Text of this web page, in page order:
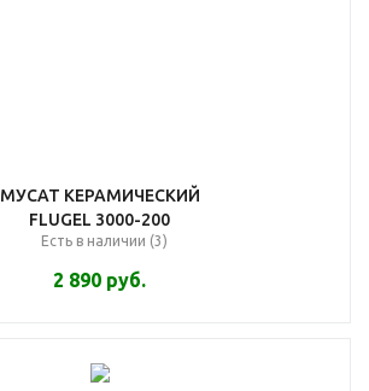
МУСАТ КЕРАМИЧЕСКИЙ
FLUGEL 3000-200
Есть в наличии (3)
2 890 руб.